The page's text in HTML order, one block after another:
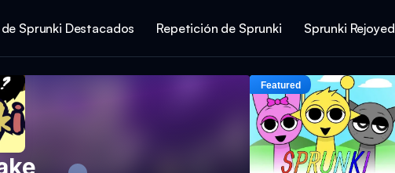
Sprunki Destacados Repetición de Sprunki Sprunki Rejoyed